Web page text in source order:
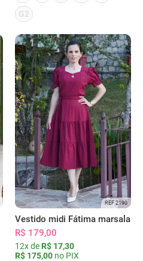
G2
REF 2190
Vestido midi Fátima marsala
R$ 179,00
12x de R$ 17,30
R$ 175,00 no PIX